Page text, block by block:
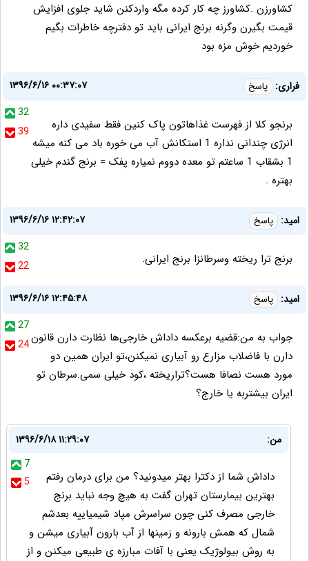
کشاورزن .کشاورز چه کار کرده مگه واردکنن شاید جلوی افزایش
قیمت بگیرن وگرنه برنج ایرانی باید تو دفترچه خاطرات بگیم
خوردیم خوش مزه بود
فراری: پاسخ
۱۳۹۶/۶/۱۶ ۰۰:۳۷:۰۷
32
39
برنجو کلا از فهرست غذاهاتون پاک کنین فقط سفیدی داره
انرژی چندانی نداره 1 استکانش آب می خوره باد می کنه میشه
1 بشقاب 1 ساعتم تو معده دووم نمیاره پفک = برنج گندم خیلی
بهتره .
امید: پاسخ
۱۳۹۶/۶/۱۶ ۱۲:۴۲:۰۷
32
22
برنج ترا ریخته وسرطانزا برنج ایرانی.
امید: پاسخ
۱۳۹۶/۶/۱۶ ۱۲:۴۵:۴۸
27
24جواب به من:قضیه برعکسه داداش خارجی‌ها نظارت دارن قانون
دارن با فاضلاب مزارع رو آبیاری نمیکنن،تو ایران همین دو
مورد هست نصافا هست؟تراریخته ،کود خیلی سمی.سرطان تو
ایران بیشتربه یا خارج؟
من:
۱۳۹۶/۶/۱۸ ۱۱:۲۹:۰۷
7
5
داداش شما از دکترا بهتر میدونید؟ من برای درمان رفتم
بهترین بیمارستان تهران گفت به هیچ وجه نباید برنج
خارجی مصرف کنی چون سراسرش مپاد شیمیاییه بعدشم
شمال که همش بارونه و زمینها از آب بارون آبیاری میشن و
به روش بیولوژیک یعنی با آفات مبارزه ی طبیعی میکنن و از